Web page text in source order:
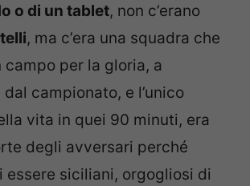
o di un tablet, non c’erano
, ma c’era una squadra che
campo per la gloria, a
campionato, e l’unico
vita in quei 90 minuti, era
degli avversari perché
essere siciliani, orgogliosi di